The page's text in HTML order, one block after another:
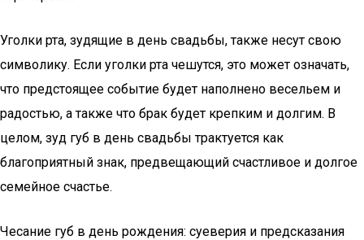
Уголки рта, зудящие в день свадьбы, также несут свою
символику. Если уголки рта чешутся, это может означать,
что предстоящее событие будет наполнено весельем и
радостью, а также что брак будет крепким и долгим. В
целом, зуд губ в день свадьбы трактуется как
благоприятный знак, предвещающий счастливое и долгое
семейное счастье.
Чесание губ в день рождения: суеверия и предсказания